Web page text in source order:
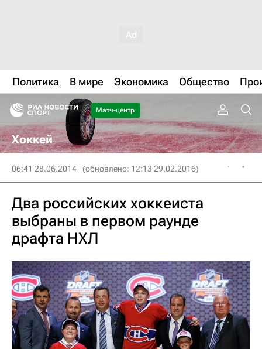
Политика В мире Экономика Общество
Матч-центр
Хоккей
06:41 28.06.2014 (обновлено: 12:13 29.02.2016)
Два российских хоккеиста
выбраны в первом раунде
драфта НХЛ